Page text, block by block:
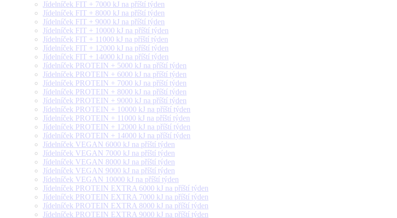
Jídelníček FIT + 7000 kJ na příští týden
Jídelníček FIT + 8000 kJ na příští týden
Jídelníček FIT + 9000 kJ na příští týden
Jídelníček FIT + 10000 kJ na příští týden
Jídelníček FIT + 11000 kJ na příští týden
Jídelníček FIT + 12000 kJ na příští týden
Jídelníček FIT + 14000 kJ na příští týden
Jídelníček PROTEIN + 5000 kJ na příští týden
Jídelníček PROTEIN + 6000 kJ na příští týden
Jídelníček PROTEIN + 7000 kJ na příští týden
Jídelníček PROTEIN + 8000 kJ na příští týden
Jídelníček PROTEIN + 9000 kJ na příští týden
Jídelníček PROTEIN + 10000 kJ na příští týden
Jídelníček PROTEIN + 11000 kJ na příští týden
Jídelníček PROTEIN + 12000 kJ na příští týden
Jídelníček PROTEIN + 14000 kJ na příští týden
Jídelníček VEGAN 6000 kJ na příští týden
Jídelníček VEGAN 7000 kJ na příští týden
Jídelníček VEGAN 8000 kJ na příští týden
Jídelníček VEGAN 9000 kJ na příští týden
Jídelníček VEGAN 10000 kJ na příští týden
Jídelníček PROTEIN EXTRA 6000 kJ na příští týden
Jídelníček PROTEIN EXTRA 7000 kJ na příští týden
Jídelníček PROTEIN EXTRA 8000 kJ na příští týden
Jídelníček PROTEIN EXTRA 9000 kJ na příští týden